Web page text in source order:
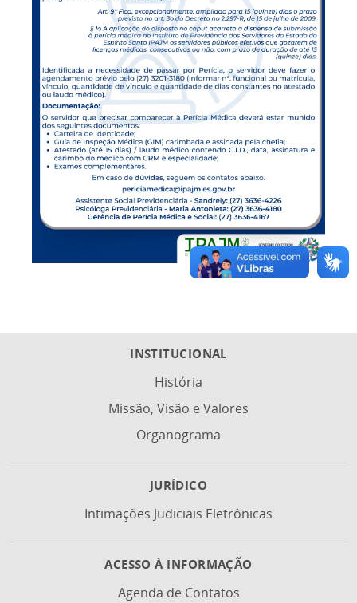
INSTITUCIONAL
História
Missão, Visão e Valores
Organograma
JURÍDICO
Intimações Judiciais Eletrônicas
ACESSO À INFORMAÇÃO
Agenda de Contatos